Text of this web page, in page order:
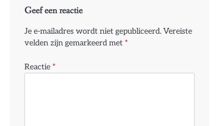
Geef een reactie
Je e-mailadres wordt niet gepubliceerd. Vereiste
velden zijn gemarkeerd met *
Reactie *